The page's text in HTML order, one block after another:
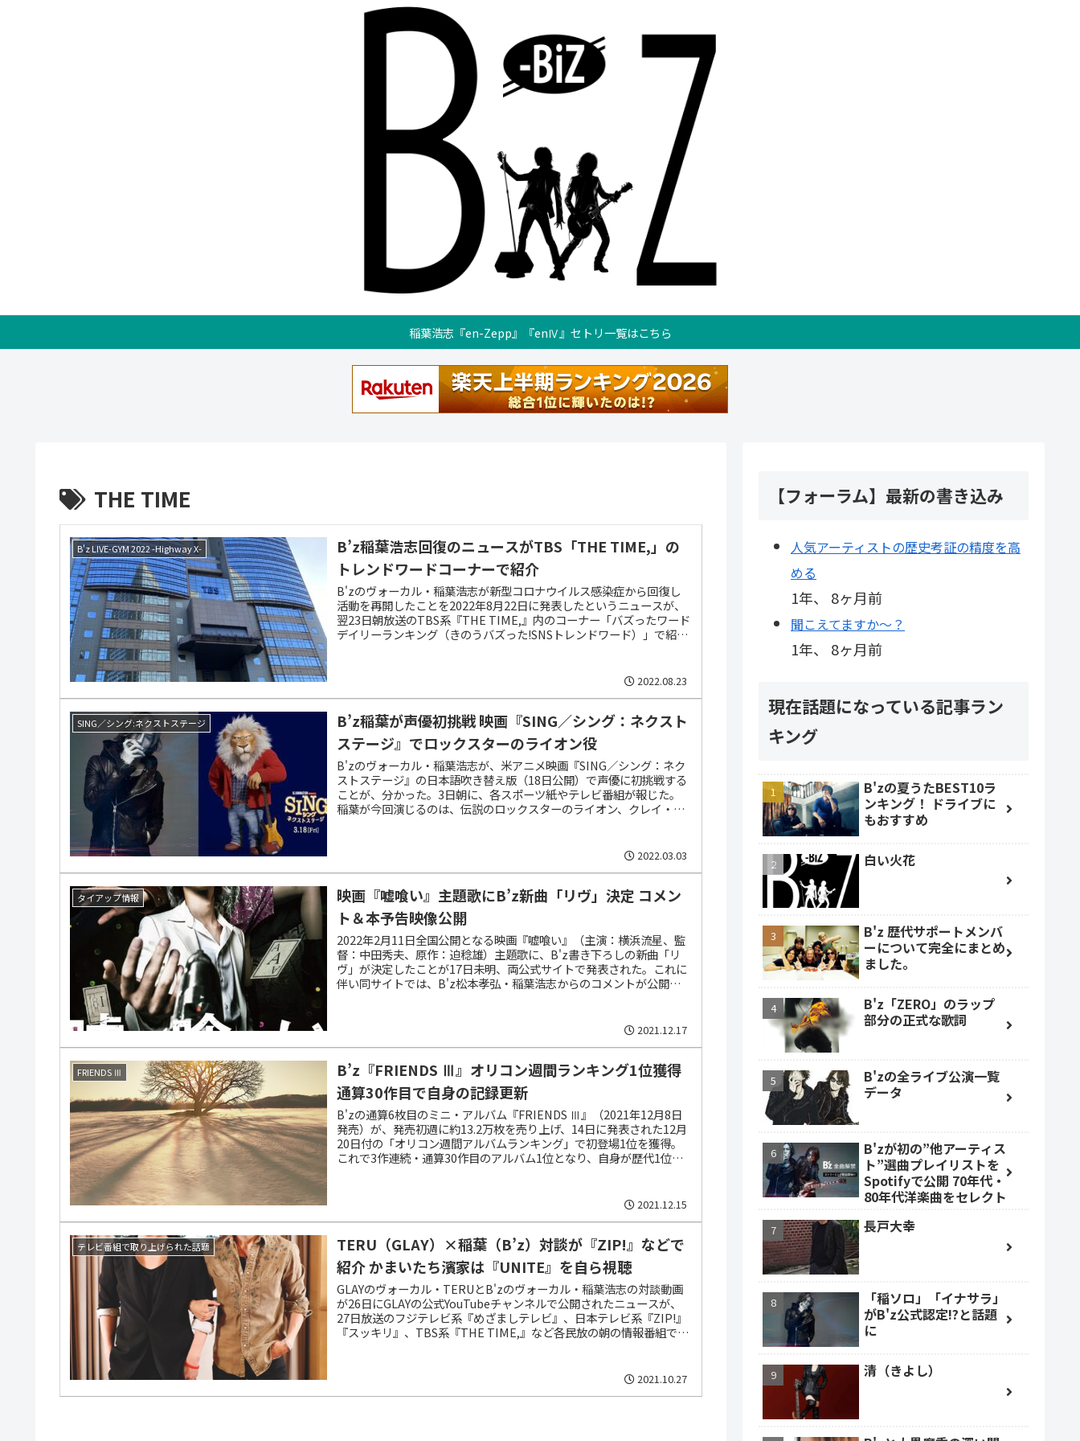
稲葉浩志『en-Zepp』『enⅣ』セトリ一覧はこちら
THE TIME
B'z LIVE-GYM 2022 -Highway X-
B’z稲葉浩志回復のニュースがTBS「THE TIME,」の
トレンドワードコーナーで紹介
B'zのヴォーカル・稲葉浩志が新型コロナウイルス感染症から回復し
活動を再開したことを2022年8月22日に発表したというニュースが、
翌23日朝放送のTBS系『THE TIME,』内のコーナー「バズったワード
デイリーランキング（きのうバズった!SNSトレンドワード）」で紹介
2022.08.23
SING／シング:ネクストステージ
B’z稲葉が声優初挑戦 映画『SING／シング：ネクスト
ステージ』でロックスターのライオン役
B'zのヴォーカル・稲葉浩志が、米アニメ映画『SING／シング：ネク
ストステージ』の日本語吹き替え版（18日公開）で声優に初挑戦する
ことが、分かった。3日朝に、各スポーツ紙やテレビ番組が報じた。
稲葉が今回演じるのは、伝説のロックスターのライオン、クレイ・キ
2022.03.03
タイアップ情報
映画『嘘喰い』主題歌にB’z新曲「リヴ」決定 コメン
ト＆本予告映像公開
2022年2月11日全国公開となる映画『嘘喰い』（主演：横浜流星、監
督：中田秀夫、原作：迫稔雄）主題歌に、B'z書き下ろしの新曲「リ
ヴ」が決定したことが17日未明、両公式サイトで発表された。これに
伴い同サイトでは、B'z松本孝弘・稲葉浩志からのコメントが公開さ
2021.12.17
FRIENDS Ⅲ
B’z『FRIENDS Ⅲ』オリコン週間ランキング1位獲得
通算30作目で自身の記録更新
B'zの通算6枚目のミニ・アルバム『FRIENDS Ⅲ』（2021年12月8日
発売）が、発売初週に約13.2万枚を売り上げ、14日に発表された12月
20日付の「オリコン週間アルバムランキング」で初登場1位を獲得。
これで3作連続・通算30作目のアルバム1位となり、自身が歴代1位の
2021.12.15
テレビ番組で取り上げられた話題
TERU（GLAY）×稲葉（B’z）対談が『ZIP!』などで
紹介 かまいたち濱家は『UNITE』を自ら視聴
GLAYのヴォーカル・TERUとB'zのヴォーカル・稲葉浩志の対談動画
が26日にGLAYの公式YouTubeチャンネルで公開されたニュースが、
27日放送のフジテレビ系『めざましテレビ』、日本テレビ系『ZIP!』
『スッキリ』、TBS系『THE TIME,』など各民放の朝の情報番組で取
2021.10.27
【フォーラム】最新の書き込み
人気アーティストの歴史考証の精度を高
める
1年、 8ヶ月前
聞こえてますか～？
1年、 8ヶ月前
現在話題になっている記事ラン
キング
B'zの夏うたBEST10ラ
ンキング！ ドライブに
もおすすめ
白い火花
B'z 歴代サポートメンバ
ーについて完全にまとめ
ました。
B'z「ZERO」のラップ
部分の正式な歌詞
B'zの全ライブ公演一覧
データ
B'zが初の”他アーティス
ト”選曲プレイリストを
Spotifyで公開 70年代・
80年代洋楽曲をセレクト
長戸大幸
「稲ソロ」「イナサラ」
がB'z公式認定!?と話題
に
清（きよし）